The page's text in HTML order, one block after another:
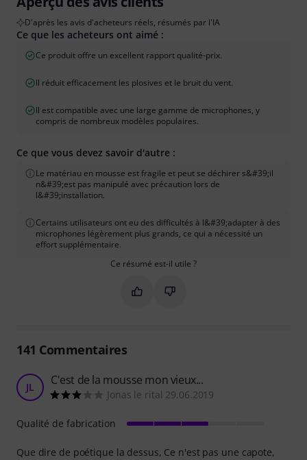
D'après les avis d'acheteurs réels, résumés par l'IA
Ce que les acheteurs ont aimé :
Ce produit offre un excellent rapport qualité-prix.
Il réduit efficacement les plosives et le bruit du vent.
Il est compatible avec une large gamme de microphones, y
compris de nombreux modèles populaires.
Ce que vous devez savoir d'autre :
Le matériau en mousse est fragile et peut se déchirer s&#39;il
n&#39;est pas manipulé avec précaution lors de
l&#39;installation.
Certains utilisateurs ont eu des difficultés à l&#39;adapter à des
microphones légèrement plus grands, ce qui a nécessité un
effort supplémentaire.
Ce résumé est-il utile ?
Marquer ce résumé comme utile
Marquer ce résumé comme
141 Commentaires
JL C'est de la mousse mon vieux...
Jonas le rital 29.06.2019
Que dire de poétique la dessus, Ce n'est pas une capote,
Qualité de fabrication